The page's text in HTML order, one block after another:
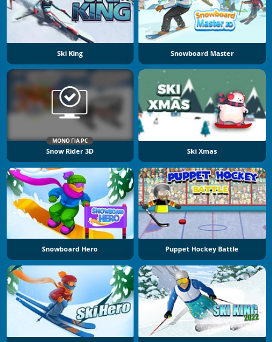
Ski King Snowboard Master
ΜΌΝΟ ΓΙΑ PC
Snow Rider 3D Ski Xmas
Snowboard Hero Puppet Hockey Battle